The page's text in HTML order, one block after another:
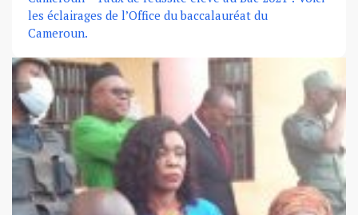
les éclairages de l’Office du baccalauréat du
Cameroun.